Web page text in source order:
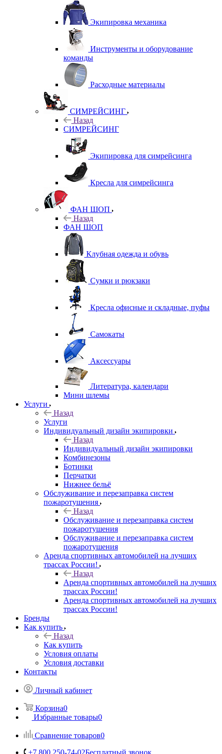
Экипировка механика
Инструменты и оборудование
команды
Расходные материалы
СИМРЕЙСИНГ
Назад
СИМРЕЙСИНГ
Экипировка для симрейсинга
Кресла для симрейсинга
ФАН ШОП
Назад
ФАН ШОП
Клубная одежда и обувь
Сумки и рюкзаки
Кресла офисные и складные, пуфы
Самокаты
Аксессуары
Литература, календари
Мини шлемы
Услуги
Назад
Услуги
Индивидуальный дизайн экипировки
Назад
Индивидуальный дизайн экипировки
Комбинезоны
Ботинки
Перчатки
Нижнее бельё
Обслуживание и перезаправка систем
пожаротушения
Назад
Обслуживание и перезаправка систем
пожаротушения
Обслуживание и перезаправка систем
пожаротушения
Аренда спортивных автомобилей на лучших
трассах России!
Назад
Аренда спортивных автомобилей на лучших
трассах России!
Аренда спортивных автомобилей на лучших
трассах России!
Бренды
Как купить
Назад
Как купить
Условия оплаты
Условия доставки
Контакты
Личный кабинет
Корзина0
Избранные товары0
Сравнение товаров0
+7 800 250-74-02Бесплатный звонок